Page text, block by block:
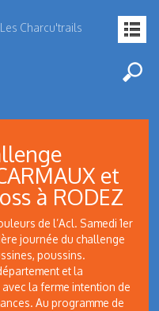
Charcu'trails
et
à RODEZ
de l’Acl. Samedi 1er
journée du challenge
poussins.
et la
la ferme intention de
Au programme de